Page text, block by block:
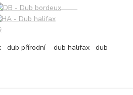
dub přírodní dub halifax dub